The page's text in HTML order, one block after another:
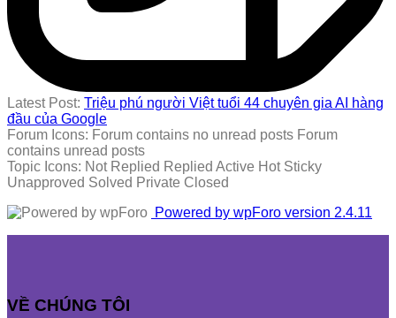
Latest Post: Triệu phú người Việt tuổi 44 chuyên gia AI hàng
đầu của Google
Forum Icons: Forum contains no unread posts Forum
contains unread posts
Topic Icons: Not Replied Replied Active Hot Sticky
Unapproved Solved Private Closed
Powered by wpForo version 2.4.11
VỀ CHÚNG TÔI